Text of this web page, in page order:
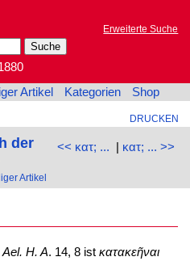
Erweiterte Suche
Artikel Kategorien Shop
DRUCKEN
<< κατ; ... | κατ; ... >>
der
Artikel
Ael. H. A. 14, 8 ist κατακεῆναι